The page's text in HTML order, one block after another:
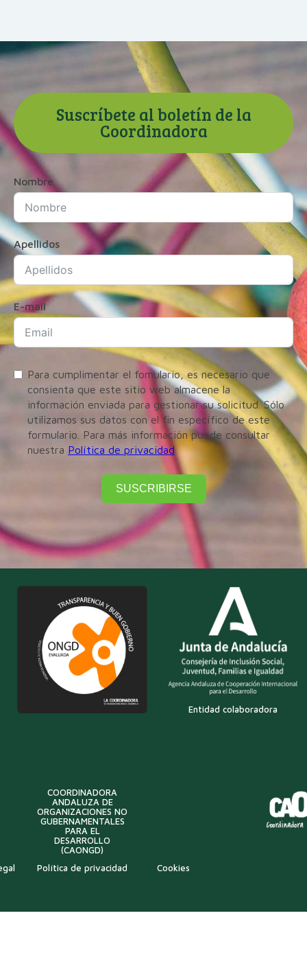
Suscríbete al boletín de la
Coordinadora
Nombre
Apellidos
E-mail
Para cumplimentar el fomulario, es necesario que
consienta que este sitio web almacene la
información enviada para gestionar su solicitud. Sólo
utilizamos sus datos con el fin específico de este
formulario. Para más información puede consultar
nuestra Política de privacidad
SUSCRIBIRSE
Entidad colaboradora
COORDINADORA
ANDALUZA DE
ORGANIZACIONES NO
GUBERNAMENTALES
PARA EL
DESARROLLO
(CAONGD)
Política de privacidad Cookies